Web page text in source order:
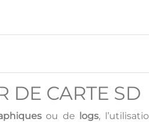
DE CARTE SD
ou de logs,